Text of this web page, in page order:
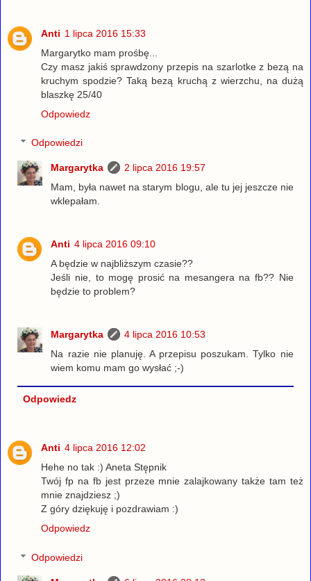
Anti 1 lipca 2016 15:33
Margarytko mam prośbę...
Czy masz jakiś sprawdzony przepis na szarlotke z bezą na
kruchym spodzie? Taką bezą kruchą z wierzchu, na dużą
blaszkę 25/40
Odpowiedz
Odpowiedzi
Margarytka
2 lipca 2016 19:57
Mam, była nawet na starym blogu, ale tu jej jeszcze nie
wklepałam.
Anti 4 lipca 2016 09:10
A będzie w najbliższym czasie??
Jeśli nie, to mogę prosić na mesangera na fb?? Nie
będzie to problem?
Margarytka
4 lipca 2016 10:53
Na razie nie planuję. A przepisu poszukam. Tylko nie
wiem komu mam go wysłać ;-)
Odpowiedz
Anti 4 lipca 2016 12:02
Hehe no tak :) Aneta Stępnik
Twój fp na fb jest przeze mnie zalajkowany także tam też
mnie znajdziesz ;)
Z góry dziękuję i pozdrawiam :)
Odpowiedz
Odpowiedzi